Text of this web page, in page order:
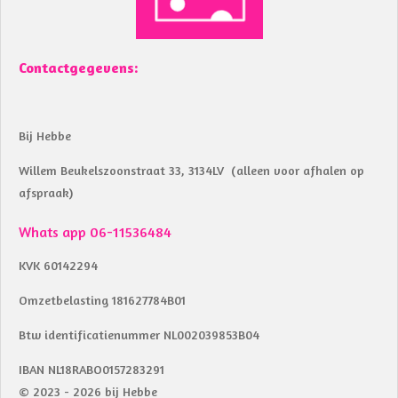
Contactgegevens:
Bij Hebbe
Willem Beukelszoonstraat 33, 3134LV (alleen voor afhalen op
afspraak)
Whats app 06-11536484
KVK 60142294
Omzetbelasting 181627784B01
Btw identificatienummer NL002039853B04
IBAN NL18RABO0157283291
© 2023 - 2026 bij Hebbe